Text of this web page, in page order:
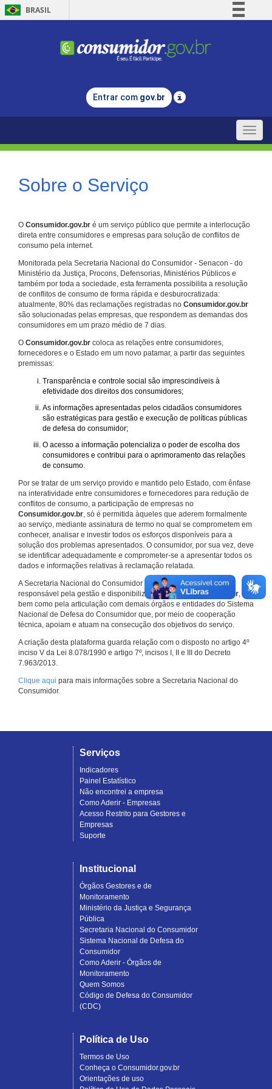
BRASIL
Comunica BR
Legislação
Entrar com gov.br
Toggle
Sobre o Serviço
O Consumidor.gov.br é um serviço público que permite a interlocução
direta entre consumidores e empresas para solução de conflitos de
consumo pela internet.
Monitorada pela Secretaria Nacional do Consumidor - Senacon - do
Ministério da Justiça, Procons, Defensorias, Ministérios Públicos e
também por toda a sociedade, esta ferramenta possibilita a resolução
de conflitos de consumo de forma rápida e desburocratizada:
atualmente, 80% das reclamações registradas no Consumidor.gov.br
são solucionadas pelas empresas, que respondem as demandas dos
consumidores em um prazo médio de 7 dias.
O Consumidor.gov.br coloca as relações entre consumidores,
fornecedores e o Estado em um novo patamar, a partir das seguintes
premissas:
Transparência e controle social são imprescindíveis à
efetividade dos direitos dos consumidores;
As informações apresentadas pelos cidadãos consumidores
são estratégicas para gestão e execução de políticas públicas
de defesa do consumidor;
O acesso a informação potencializa o poder de escolha dos
consumidores e contribui para o aprimoramento das relações
de consumo.
Por se tratar de um serviço provido e mantido pelo Estado, com ênfase
na interatividade entre consumidores e fornecedores para redução de
conflitos de consumo, a participação de empresas no
Consumidor.gov.br, só é permitida àqueles que aderem formalmente
ao serviço, mediante assinatura de termo no qual se comprometem em
conhecer, analisar e investir todos os esforços disponíveis para a
solução dos problemas apresentados. O consumidor, por sua vez, deve
se identificar adequadamente e comprometer-se a apresentar todos os
dados e informações relativas à reclamação relatada.
A Secretaria Nacional do Consumidor do Ministério da Justiça é a
responsável pela gestão e disponibilização doConsumidor.gov.br,
bem como pela articulação com demais órgãos e entidades do Sistema
Nacional de Defesa do Consumidor que, por meio de cooperação
técnica, apoiam e atuam na consecução dos objetivos do serviço.
A criação desta plataforma guarda relação com o disposto no artigo 4º
inciso V da Lei 8.078/1990 e artigo 7º, incisos I, II e III do Decreto
7.963/2013.
Clique aqui para mais informações sobre a Secretaria Nacional do
Consumidor.
Serviços
Indicadores
Painel Estatístico
Não encontrei a empresa
Como Aderir - Empresas
Acesso Restrito para Gestores e
Empresas
Suporte
Institucional
Órgãos Gestores e de
Monitoramento
Ministério da Justiça e Segurança
Pública
Secretaria Nacional do Consumidor
Sistema Nacional de Defesa do
Consumidor
Como Aderir - Órgãos de
Monitoramento
Quem Somos
Código de Defesa do Consumidor
(CDC)
Política de Uso
Termos de Uso
Conheça o Consumidor.gov.br
Orientações de uso